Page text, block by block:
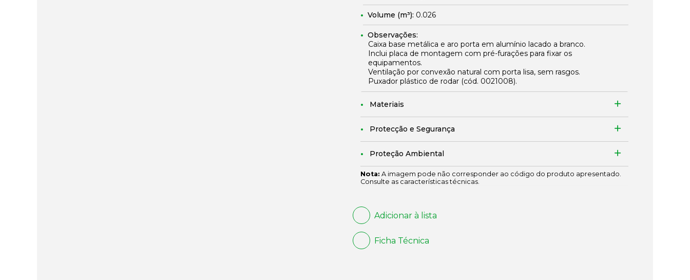
Volume (m³): 0.026
Observações:
Caixa base metálica e aro porta em alumínio lacado a branco.
Inclui placa de montagem com pré-furações para fixar os
equipamentos.
Ventilação por convexão natural com porta lisa, sem rasgos.
Puxador plástico de rodar (cód. 0021008).
Materiais
Protecção e Segurança
Proteção Ambiental
Nota: A imagem pode não corresponder ao código do produto apresentado.
Consulte as características técnicas.
Adicionar à lista
Ficha Técnica